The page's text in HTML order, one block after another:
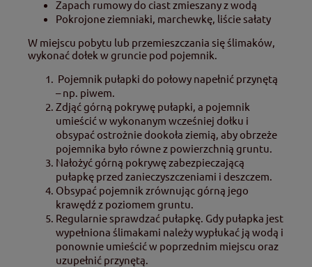
Zapach rumowy do ciast zmieszany z wodą
Pokrojone ziemniaki, marchewkę, liście sałaty
W miejscu pobytu lub przemieszczania się ślimaków,
wykonać dołek w gruncie pod pojemnik.
Pojemnik pułapki do połowy napełnić przynętą
– np. piwem.
Zdjąć górną pokrywę pułapki, a pojemnik
umieścić w wykonanym wcześniej dołku i
obsypać ostrożnie dookoła ziemią, aby obrzeże
pojemnika było równe z powierzchnią gruntu.
Nałożyć górną pokrywę zabezpieczającą
pułapkę przed zanieczyszczeniami i deszczem.
Obsypać pojemnik zrównując górną jego
krawędź z poziomem gruntu.
Regularnie sprawdzać pułapkę. Gdy pułapka jest
wypełniona ślimakami należy wypłukać ją wodą i
ponownie umieścić w poprzednim miejscu oraz
uzupełnić przynętą.